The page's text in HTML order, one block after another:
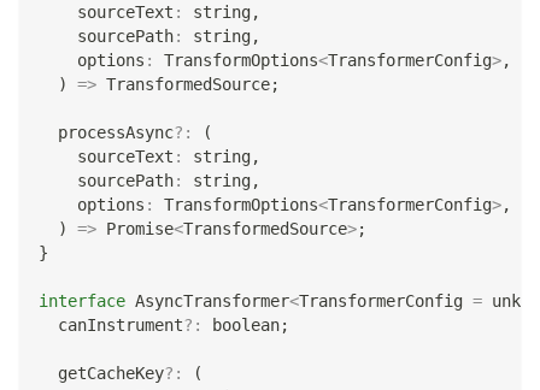
    sourceText
: string,
    sourcePath
: string,
    options
: TransformOptions<TransformerConfig>,
)
=> TransformedSource;
  processAsync
? :
(
    sourceText
: string,
    sourcePath
: string,
    options
: TransformOptions<TransformerConfig>,
)
=> Promise<TransformedSource>;
}
interface AsyncTransformer<TransformerConfig =
  canInstrument
? : boolean;
  getCacheKey
? :
(